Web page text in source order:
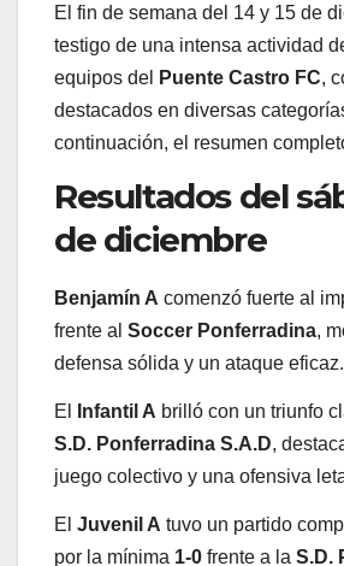
El fin de semana del 14 y 15 de
testigo de una intensa actividad
equipos del
Puente Castro FC,
destacados en diversas
continuación, el resumen
Resultados del
de diciembre
Benjamín A comenzó fuerte al
frente al Soccer Ponferradina,
defensa sólida y un ataque eficaz.
El Infantil A brilló con un triunfo
S.D. Ponferradina S.A.D,
juego colectivo y una ofensiva
El Juvenil A tuvo un partido
por la mínima 1-0 frente a la S.D.